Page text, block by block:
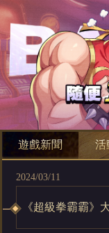
遊戲新聞 活
2024/03/11
《超級拳霸霸》